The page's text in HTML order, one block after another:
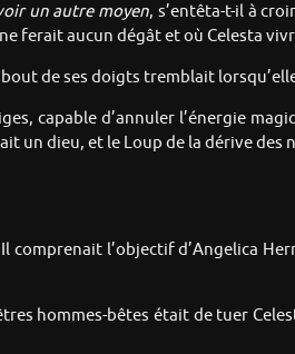
un autre moyen, s’entêta-t-il à
ferait aucun dégât et où Celesta
de ses doigts tremblait
capable d’annuler l’énergie
un dieu, et le Loup de la dérive
comprenait l’objectif d’Angelica
hommes-bêtes était de tuer